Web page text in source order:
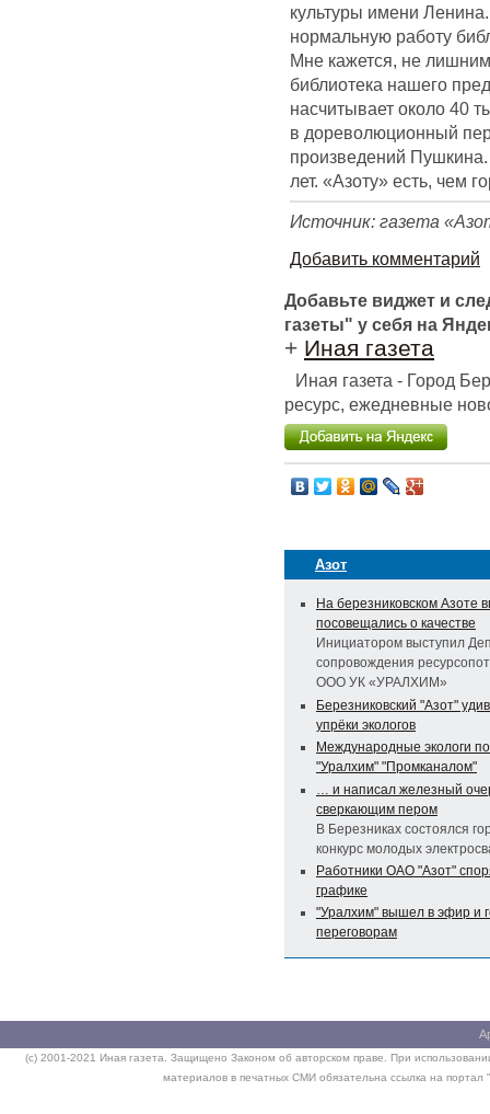
культуры имени
нормальную работу
Мне кажется, не
библиотека нашего
насчитывает около 40
в дореволюционный
произведений Пушкина.
лет. «Азоту» есть, чем
Источник: газета
Добавить комментарий
Добавьте виджет и
газеты" у себя на
+ Иная газета
Иная газета - Город
ресурс, ежедневные
Азот
На березниковском Азоте
посовещались о качестве
Инициатором выступил
сопровождения
ООО УК «УРАЛХИМ»
Березниковский "Азот"
упрёки экологов
Международные экологи
"Уралхим" "Промканалом"
… и написал железный
сверкающим пером
В Березниках состоялся
конкурс молодых
Работники ОАО "Азот"
графике
"Уралхим" вышел в эфир и
переговорам
(c) 2001-2021 Иная газета. Защищено Законом об авторском праве. При
материалов в печатных СМИ обязательна ссылка на